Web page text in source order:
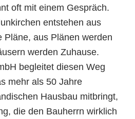
oft mit einem Gespräch.
entstehen aus
Pläne, aus Plänen werden
werden Zuhause.
begleitet diesen Weg
mehr als 50 Jahre
Hausbau mitbringt,
die den Bauherrn wirklich